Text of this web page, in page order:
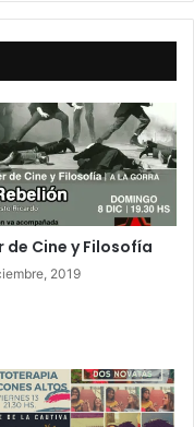
de Cine y Filosofía
2019